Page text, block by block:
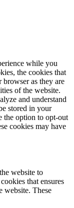
while you
the cookies that
browser as they are
of the website.
and understand
stored in your
the option to opt-out
cookies may have
website to
that ensures
website. These